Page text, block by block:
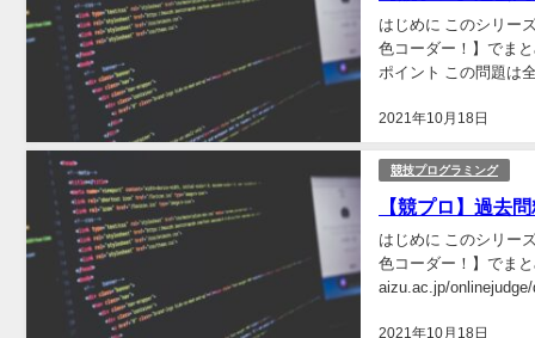
2021年10月18日
はじめに このシリー
色コーダー！】でま
ポイント この問題は
競技プログラミング
【競プロ】過去
2021年10月18日
はじめに このシリー
色コーダー！】でま
aizu.ac.jp/